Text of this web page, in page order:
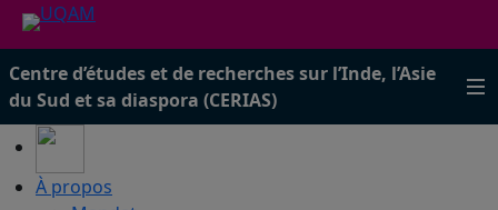
Centre d’études et de recherches sur l’Inde, l’Asie
du Sud et sa diaspora (CERIAS)
À propos